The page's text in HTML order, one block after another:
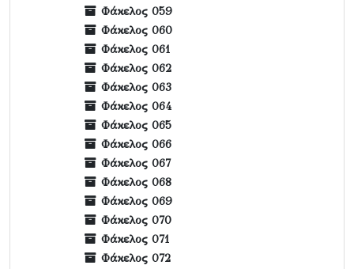
Φάκελος 059
Φάκελος 060
Φάκελος 061
Φάκελος 062
Φάκελος 063
Φάκελος 064
Φάκελος 065
Φάκελος 066
Φάκελος 067
Φάκελος 068
Φάκελος 069
Φάκελος 070
Φάκελος 071
Φάκελος 072